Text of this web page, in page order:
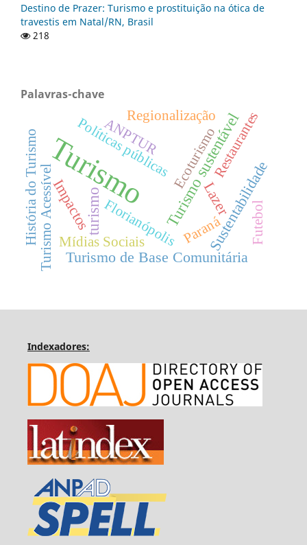
Destino de Prazer: Turismo e prostituição na ótica de
travestis em Natal/RN, Brasil
218
Palavras-chave
TurismoTurismo sustentável
turismo
Impactos Lazer
Sustentabilidade
Turismo de Base Comunitária
Ecoturismo
Florianópolis
Mídias Sociais
Políticas públicasRegionalização
Turismo Acessível
Restaurantes
Paraná
História do Turismo Futebol
ANPTUR
Indexadores: